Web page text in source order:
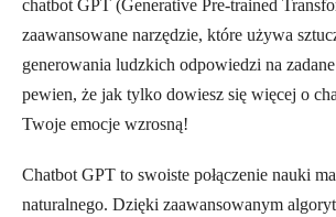
chatbot GPT (Generative Pre-trained
zaawansowane narzędzie, które używa
generowania ludzkich odpowiedzi na
pewien, że jak tylko dowiesz się więcej o
Twoje emocje wzrosną!
Chatbot GPT to swoiste połączenie nauki
naturalnego. Dzięki zaawansowanym